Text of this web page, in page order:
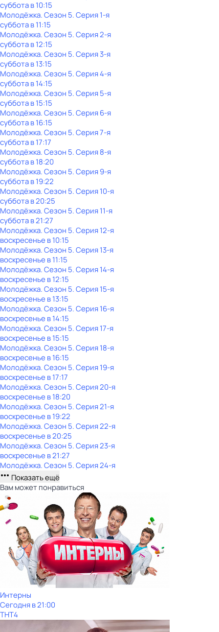
субботав10:15
Молодёжка. Сезон 5. Серия 1-я
субботав11:15
Молодёжка. Сезон 5. Серия 2-я
субботав12:15
Молодёжка. Сезон 5. Серия 3-я
субботав13:15
Молодёжка. Сезон 5. Серия 4-я
субботав14:15
Молодёжка. Сезон 5. Серия 5-я
субботав15:15
Молодёжка. Сезон 5. Серия 6-я
субботав16:15
Молодёжка. Сезон 5. Серия 7-я
субботав17:17
Молодёжка. Сезон 5. Серия 8-я
субботав18:20
Молодёжка. Сезон 5. Серия 9-я
субботав19:22
Молодёжка. Сезон 5. Серия 10-я
субботав20:25
Молодёжка. Сезон 5. Серия 11-я
субботав21:27
Молодёжка. Сезон 5. Серия 12-я
воскресенье в10:15
Молодёжка. Сезон 5. Серия 13-я
воскресенье в11:15
Молодёжка. Сезон 5. Серия 14-я
воскресенье в12:15
Молодёжка. Сезон 5. Серия 15-я
воскресенье в13:15
Молодёжка. Сезон 5. Серия 16-я
воскресенье в14:15
Молодёжка. Сезон 5. Серия 17-я
воскресенье в15:15
Молодёжка. Сезон 5. Серия 18-я
воскресенье в16:15
Молодёжка. Сезон 5. Серия 19-я
воскресенье в17:17
Молодёжка. Сезон 5. Серия 20-я
воскресенье в18:20
Молодёжка. Сезон 5. Серия 21-я
воскресенье в19:22
Молодёжка. Сезон 5. Серия 22-я
воскресенье в20:25
Молодёжка. Сезон 5. Серия 23-я
воскресенье в21:27
Молодёжка. Сезон 5. Серия 24-я
Показать ещё
Вам может понравиться
Интерны
Сегодня в 21:00
ТНТ4